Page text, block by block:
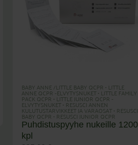
BABY ANNE /LITTLE BABY QCPR • LITTLE
ANNE QCPR -ELVYTYSNUKET•LITTLE FAMILY
PACK QCPR • LITTLE JUNIOR QCPR -
ELVYTYSNUKET• RESUSCI ANNEN
KULUTUSTARVIKKEET JA VARAOSAT• RESUSCI
BABY QCPR• RESUSCI JUNIOR QCPR
Puhdistuspyyhe nukeille 1200
kpl